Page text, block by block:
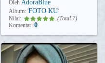
Oleh AdoraBlue
Album: 'FOTO KU'
Nilai:
(Total 7)
Komentar: 0